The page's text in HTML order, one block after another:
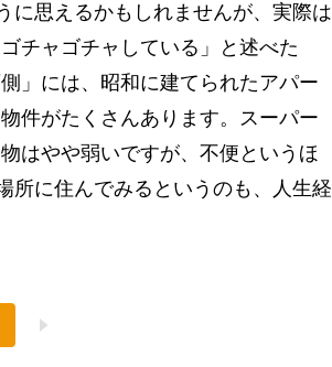
に思えるかもしれませんが、実際は
チャゴチャしている」と述べた
」には、昭和に建てられたアパー
件がたくさんあります。スーパー
はやや弱いですが、不便というほ
所に住んでみるというのも、人生経